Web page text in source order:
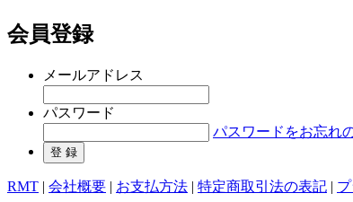
会員登録
メールアドレス
パスワード
パスワードをお忘れ
RMT | 会社概要 | お支払方法 | 特定商取引法の表記 |